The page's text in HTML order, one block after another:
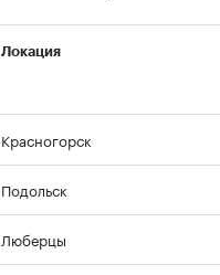
00:00 / 00:00
Локация
Красногорск
Подольск
Люберцы